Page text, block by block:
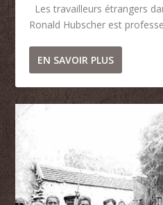
Les travailleurs étrangers
Ronald Hubscher est
EN SAVOIR PLUS